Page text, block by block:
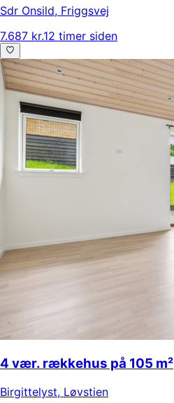
Sdr Onsild, Friggsvej
7.687 kr.12 timer siden
4 vær. rækkehus på 105 m²
Birgittelyst, Løvstien